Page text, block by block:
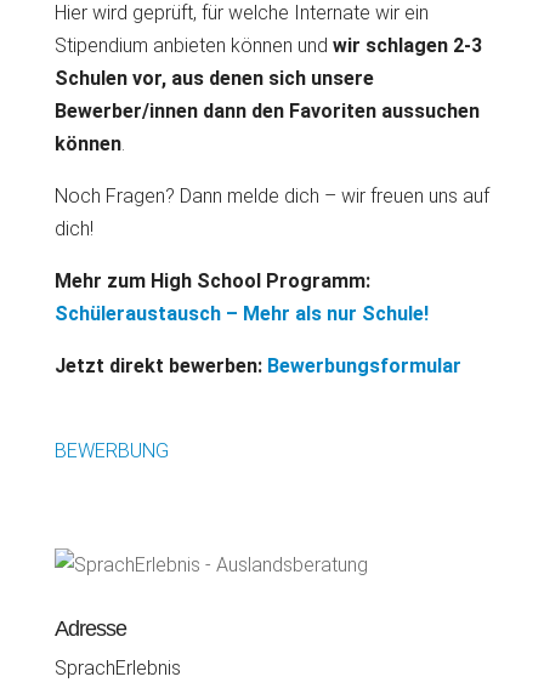
Hier wird geprüft, für welche Internate wir ein
Stipendium anbieten können und wir schlagen 2-3
Schulen vor, aus denen sich unsere
Bewerber/innen dann den Favoriten aussuchen
können.
Noch Fragen? Dann melde dich – wir freuen uns auf
dich!
Mehr zum High School Programm:
Schüleraustausch – Mehr als nur Schule!
Jetzt direkt bewerben: Bewerbungsformular
BEWERBUNG
Adresse
SprachErlebnis